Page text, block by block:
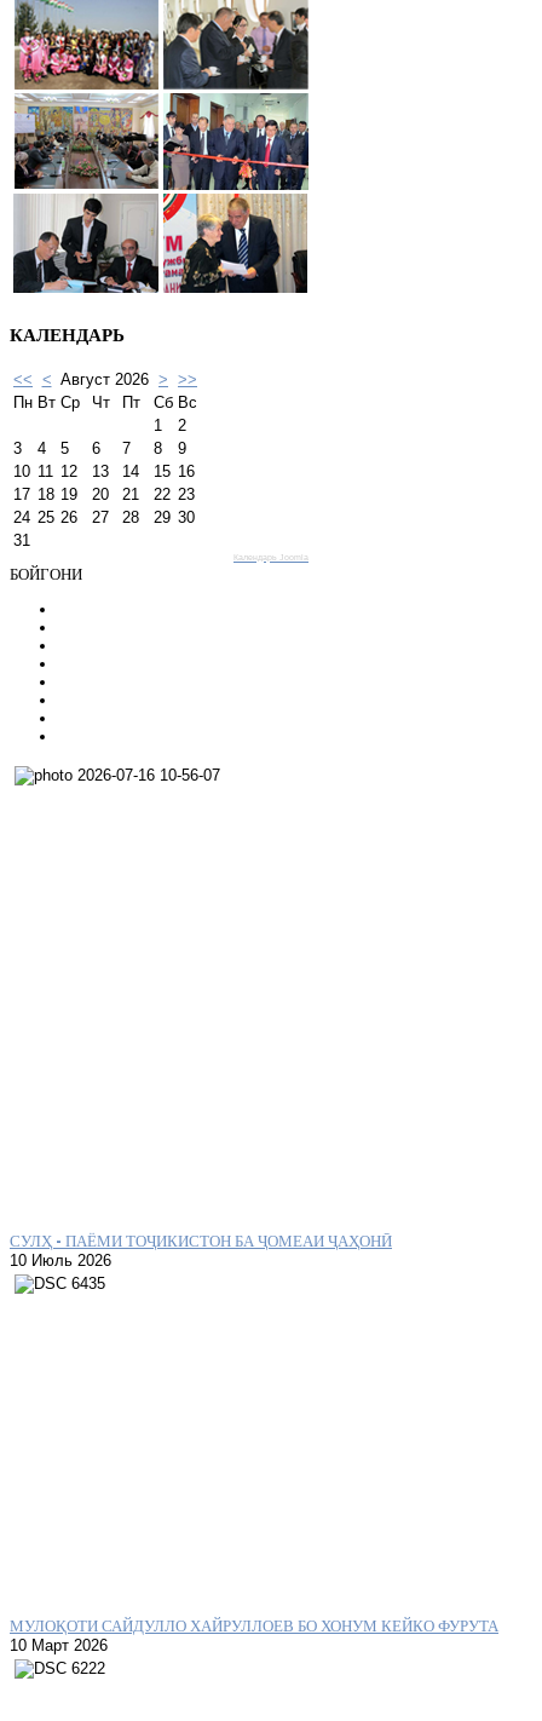
КАЛЕНДАРЬ
<< < Август 2026 > >>
Пн Вт Ср Чт Пт Сб Вс
1
2
3
4 5 6 7 8
9
10 11 12 13 14 15 16
17 18 19 20 21 22 23
24 25 26 27 28 29 30
31
Календарь Joomla
БОЙГОНИ
СУЛҲ – ПАЁМИ ТОҶИКИСТОН БА ҶОМЕАИ ҶАҲОНӢ
10 Июль 2026
МУЛОҚОТИ САЙДУЛЛО ХАЙРУЛЛОЕВ БО ХОНУМ КЕЙКО ФУРУТА
10 Март 2026